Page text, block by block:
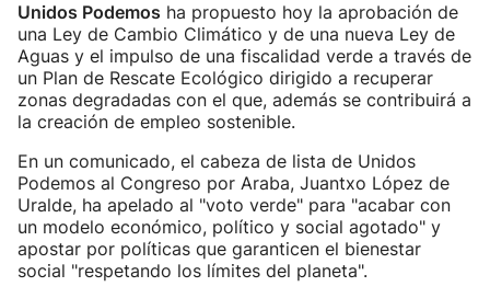
Unidos Podemos ha propuesto hoy la aprobación de
una Ley de Cambio Climático y de una nueva Ley de
Aguas y el impulso de una fiscalidad verde a través de
un Plan de Rescate Ecológico dirigido a recuperar
zonas degradadas con el que, además se contribuirá a
la creación de empleo sostenible.
En un comunicado, el cabeza de lista de Unidos
Podemos al Congreso por Araba, Juantxo López de
Uralde, ha apelado al "voto verde" para "acabar con
un modelo económico, político y social agotado" y
apostar por políticas que garanticen el bienestar
social "respetando los límites del planeta".